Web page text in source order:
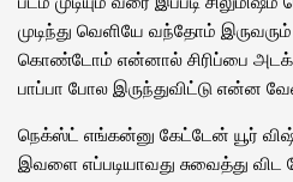
முடிந்து வெளியே வந்தோம் இருவரும்
கொண்டோம் என்னால் சிரிப்பை அடக்க
பாப்பா போல இருந்துவிட்டு என்ன
நெக்ஸ்ட் எங்கன்னு கேட்டேன் யூர்
இவளை எப்படியாவது சுவைத்து விட